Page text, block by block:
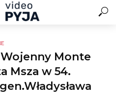
Monte
Msza w 54.